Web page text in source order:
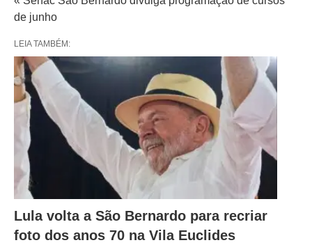
de junho
LEIA TAMBÉM:
Lula volta a São Bernardo para recriar
foto dos anos 70 na Vila Euclides